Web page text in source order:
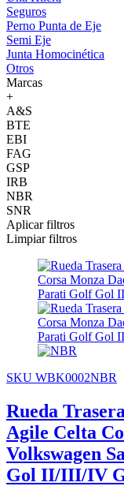
Seguros
Perno Punta de Eje
Semi Eje
Junta Homocinética
Otros
Marcas
+
A&S
BTE
EBI
FAG
GSP
IRB
NBR
SNR
Aplicar filtros
Limpiar filtros
SKU WBK0002NBR
Rueda
Agile Celta
Volkswagen
Gol II/III/IV